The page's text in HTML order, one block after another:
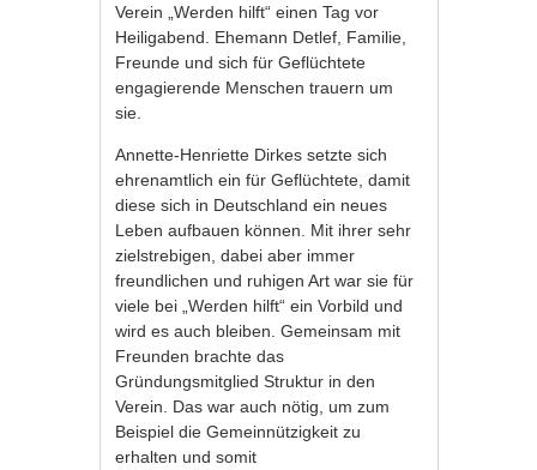
Verein „Werden hilft“ einen Tag vor
Heiligabend. Ehemann Detlef, Familie,
Freunde und sich für Geflüchtete
engagierende Menschen trauern um
sie.
Annette-Henriette Dirkes setzte sich
ehrenamtlich ein für Geflüchtete, damit
diese sich in Deutschland ein neues
Leben aufbauen können. Mit ihrer sehr
zielstrebigen, dabei aber immer
freundlichen und ruhigen Art war sie für
viele bei „Werden hilft“ ein Vorbild und
wird es auch bleiben. Gemeinsam mit
Freunden brachte das
Gründungsmitglied Struktur in den
Verein. Das war auch nötig, um zum
Beispiel die Gemeinnützigkeit zu
erhalten und somit